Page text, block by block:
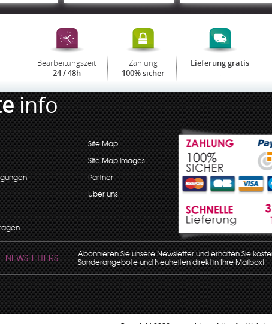
Bearbeitungszeit
24 / 48h
Zahlung
100% sicher
Lieferung gratis
.
info
Site Map
Site Map images
Partner
Über uns
NEWSLETTERS Abonnieren Sie unsere Newsletter und erhalten Sie
Sonderangebote und Neuheiten direkt in Ihre Mailbox!